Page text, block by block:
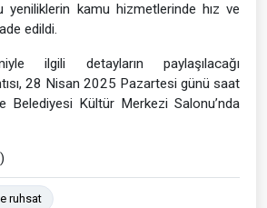
yeniliklerin kamu hizmetlerinde hız ve
edildi.
ilgili detayların paylaşılacağı
28 Nisan 2025 Pazartesi günü saat
Belediyesi Kültür Merkezi Salonu’nda
ruhsat